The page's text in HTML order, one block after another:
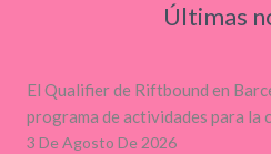
Últimas
El Qualifier de Riftbound en
programa de actividades para la
3 De Agosto De 2026